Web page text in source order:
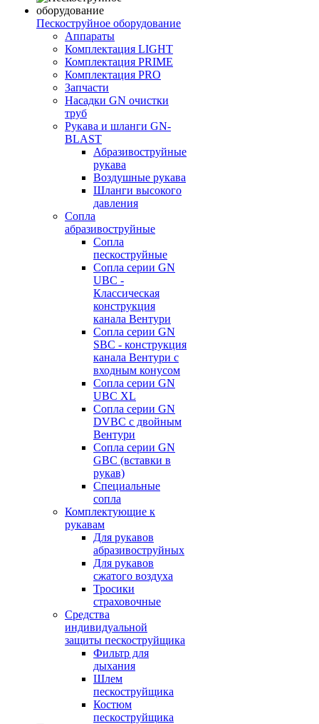
Пескоструйное оборудование
Аппараты
Комплектация LIGHT
Комплектация PRIME
Комплектация PRO
Запчасти
Насадки GN очистки
труб
Рукава и шланги GN-
BLAST
Абразивоструйные
рукава
Воздушные рукава
Шланги высокого
давления
Сопла
абразивоструйные
Сопла
пескоструйные
Сопла серии GN
UBC -
Классическая
конструкция
канала Вентури
Сопла серии GN
SBC - конструкция
канала Вентури c
входным конусом
Сопла серии GN
UBC XL
Сопла серии GN
DVBC с двойным
Вентури
Сопла серии GN
GBC (вставки в
рукав)
Специальные
сопла
Комплектующие к
рукавам
Для рукавов
абразивоструйных
Для рукавов
сжатого воздуха
Тросики
страховочные
Средства
индивидуальной
защиты пескоструйщика
Фильтр для
дыхания
Шлем
пескоструйщика
Костюм
пескоструйщика